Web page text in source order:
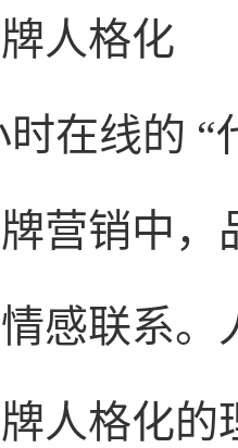
人格化
时在线的 “
营销中，
感联系
人格化的